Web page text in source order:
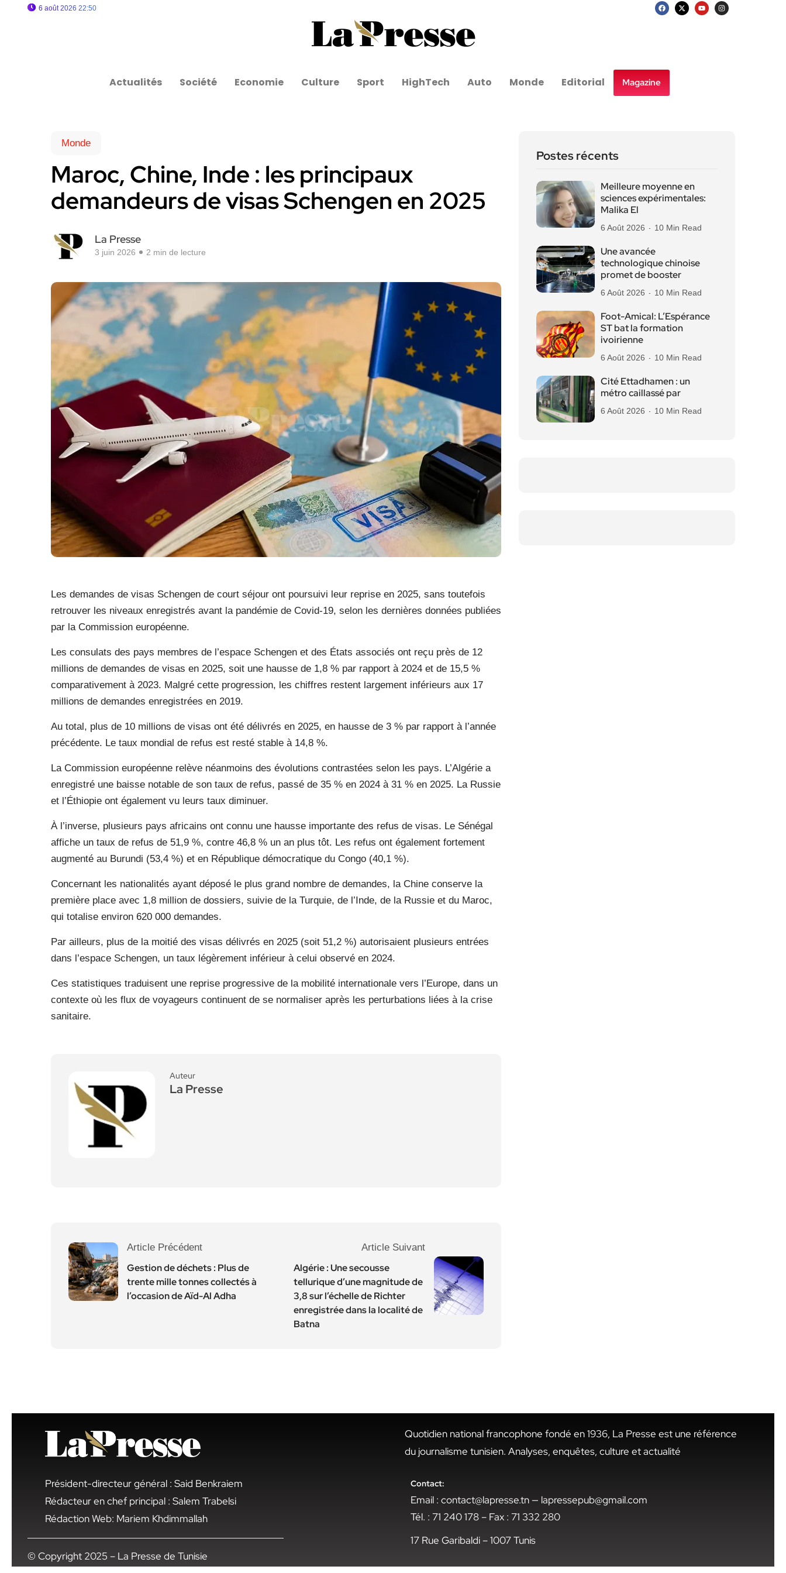
6 août 2026 22:50
Actualités Société Economie Culture Sport HighTech Auto Monde Editorial Magazine
Monde
Maroc, Chine, Inde : les principaux
demandeurs de visas Schengen en 2025
La Presse
3 juin 2026 2 min de lecture
Les demandes de visas Schengen de court séjour ont poursuivi leur reprise en 2025, sans toutefois
retrouver les niveaux enregistrés avant la pandémie de Covid-19, selon les dernières données publiées
par la Commission européenne.
Les consulats des pays membres de l’espace Schengen et des États associés ont reçu près de 12
millions de demandes de visas en 2025, soit une hausse de 1,8 % par rapport à 2024 et de 15,5 %
comparativement à 2023. Malgré cette progression, les chiffres restent largement inférieurs aux 17
millions de demandes enregistrées en 2019.
Au total, plus de 10 millions de visas ont été délivrés en 2025, en hausse de 3 % par rapport à l’année
précédente. Le taux mondial de refus est resté stable à 14,8 %.
La Commission européenne relève néanmoins des évolutions contrastées selon les pays. L’Algérie a
enregistré une baisse notable de son taux de refus, passé de 35 % en 2024 à 31 % en 2025. La Russie
et l’Éthiopie ont également vu leurs taux diminuer.
À l’inverse, plusieurs pays africains ont connu une hausse importante des refus de visas. Le Sénégal
affiche un taux de refus de 51,9 %, contre 46,8 % un an plus tôt. Les refus ont également fortement
augmenté au Burundi (53,4 %) et en République démocratique du Congo (40,1 %).
Concernant les nationalités ayant déposé le plus grand nombre de demandes, la Chine conserve la
première place avec 1,8 million de dossiers, suivie de la Turquie, de l’Inde, de la Russie et du Maroc,
qui totalise environ 620 000 demandes.
Par ailleurs, plus de la moitié des visas délivrés en 2025 (soit 51,2 %) autorisaient plusieurs entrées
dans l’espace Schengen, un taux légèrement inférieur à celui observé en 2024.
Ces statistiques traduisent une reprise progressive de la mobilité internationale vers l’Europe, dans un
contexte où les flux de voyageurs continuent de se normaliser après les perturbations liées à la crise
sanitaire.
Auteur
La Presse
Article Précédent
Gestion de déchets : Plus de
trente mille tonnes collectés à
l’occasion de Aïd-Al Adha
Article Suivant
Algérie : Une secousse
tellurique d’une magnitude de
3,8 sur l’échelle de Richter
enregistrée dans la localité de
Batna
Postes récents
Meilleure moyenne en
sciences expérimentales:
Malika El
6 Août 2026 10 Min Read
Une avancée
technologique chinoise
promet de booster
6 Août 2026 10 Min Read
Foot-Amical: L’Espérance
ST bat la formation
ivoirienne
6 Août 2026 10 Min Read
Cité Ettadhamen : un
métro caillassé par
6 Août 2026 10 Min Read
Président-directeur général : Said Benkraiem
Rédacteur en chef principal : Salem Trabelsi
Rédaction Web: Mariem Khdimmallah
© Copyright 2025 – La Presse de Tunisie
Quotidien national francophone fondé en 1936, La Presse est une référence
du journalisme tunisien. Analyses, enquêtes, culture et actualité
Contact:
Email : contact@lapresse.tn — lapressepub@gmail.com
Tél. : 71 240 178 – Fax : 71 332 280
17 Rue Garibaldi – 1007 Tunis